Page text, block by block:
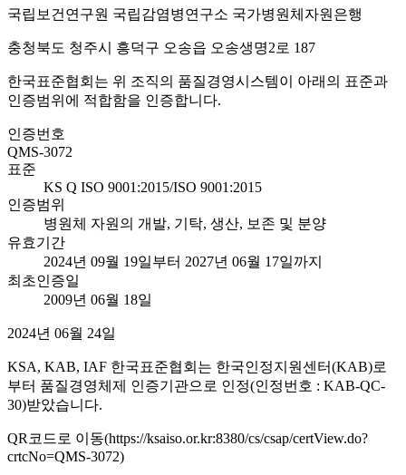
국립보건연구원 국립감염병연구소 국가병원체자원은행
충청북도 청주시 흥덕구 오송읍 오송생명2로 187
한국표준협회는 위 조직의 품질경영시스템이 아래의 표준과
인증범위에 적합함을 인증합니다.
인증번호
QMS-3072
표준
KS Q ISO 9001:2015/ISO 9001:2015
인증범위
병원체 자원의 개발, 기탁, 생산, 보존 및 분양
유효기간
2024년 09월 19일부터 2027년 06월 17일까지
최초인증일
2009년 06월 18일
2024년 06월 24일
KSA, KAB, IAF 한국표준협회는 한국인정지원센터(KAB)로
부터 품질경영체제 인증기관으로 인정(인정번호 : KAB-QC-
30)받았습니다.
QR코드로 이동(https://ksaiso.or.kr:8380/cs/csap/certView.do?
crtcNo=QMS-3072)